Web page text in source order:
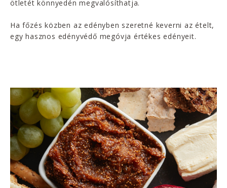
ötletét könnyedén megvalósíthatja.
Ha főzés közben az edényben szeretné keverni az ételt,
egy hasznos edényvédő megóvja értékes edényeit.